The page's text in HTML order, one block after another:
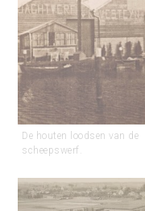
De houten loodsen van de
scheepswerf.